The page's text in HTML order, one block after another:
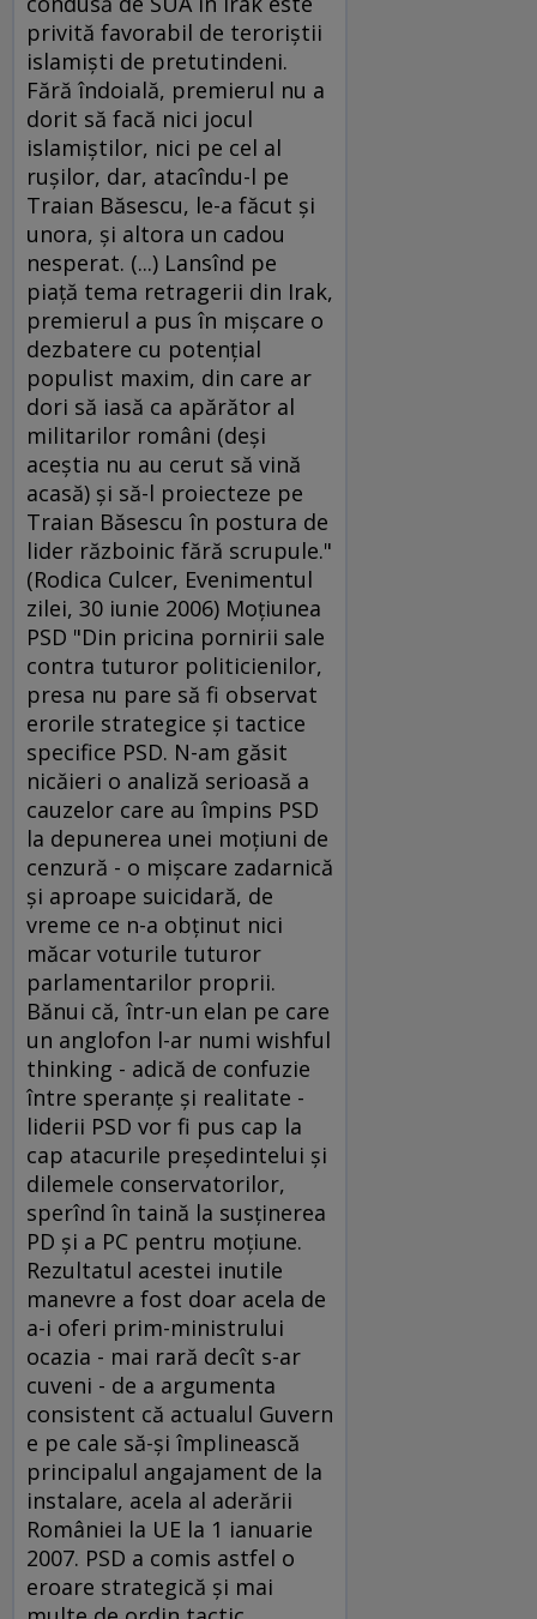
privită favorabil de teroriştii
islamişti de pretutindeni.
Fără îndoială, premierul nu a
dorit să facă nici jocul
islamiştilor, nici pe cel al
ruşilor, dar, atacîndu-l pe
Traian Băsescu, le-a făcut şi
unora, şi altora un cadou
nesperat. (...) Lansînd pe
piaţă tema retragerii din Irak,
premierul a pus în mişcare o
dezbatere cu potenţial
populist maxim, din care ar
dori să iasă ca apărător al
militarilor români (deşi
aceştia nu au cerut să vină
acasă) şi să-l proiecteze pe
Traian Băsescu în postura de
lider războinic fără scrupule."
(Rodica Culcer, Evenimentul
zilei, 30 iunie 2006) Moţiunea
PSD "Din pricina pornirii sale
contra tuturor politicienilor,
presa nu pare să fi observat
erorile strategice şi tactice
specifice PSD. N-am găsit
nicăieri o analiză serioasă a
cauzelor care au împins PSD
la depunerea unei moţiuni de
cenzură - o mişcare zadarnică
şi aproape suicidară, de
vreme ce n-a obţinut nici
măcar voturile tuturor
parlamentarilor proprii.
Bănui că, într-un elan pe care
un anglofon l-ar numi wishful
thinking - adică de confuzie
între speranţe şi realitate -
liderii PSD vor fi pus cap la
cap atacurile preşedintelui şi
dilemele conservatorilor,
sperînd în taină la susţinerea
PD şi a PC pentru moţiune.
Rezultatul acestei inutile
manevre a fost doar acela de
a-i oferi prim-ministrului
ocazia - mai rară decît s-ar
cuveni - de a argumenta
consistent că actualul Guvern
e pe cale să-şi împlinească
principalul angajament de la
instalare, acela al aderării
României la UE la 1 ianuarie
2007. PSD a comis astfel o
eroare strategică şi mai